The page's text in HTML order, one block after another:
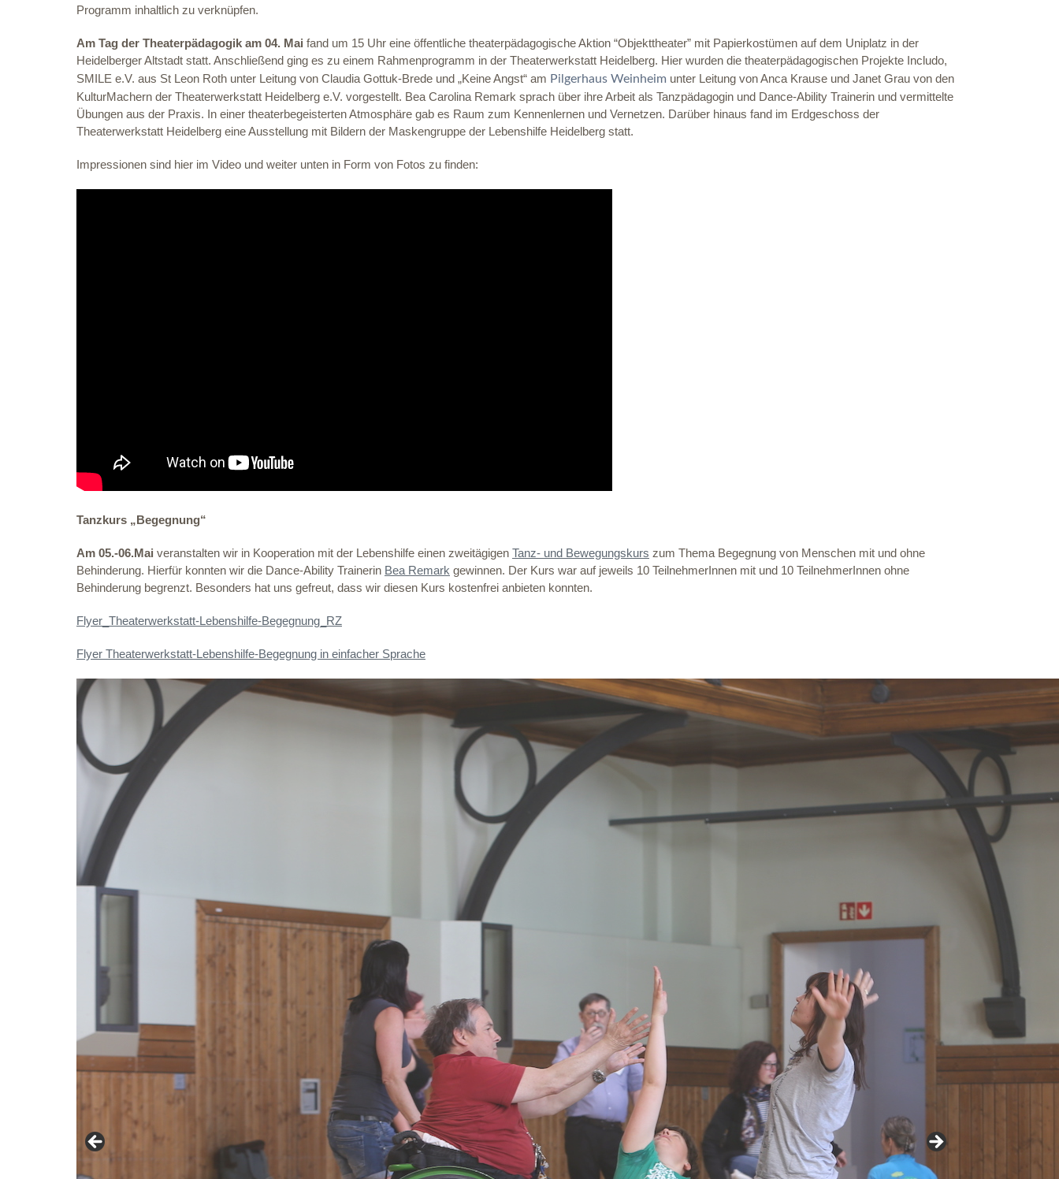
Programm inhaltlich zu verknüpfen.
Am Tag der Theaterpädagogik am 04. Mai fand um 15 Uhr eine öffentliche theaterpädagogische Aktion “Objekttheater” mit Papierkostümen auf dem Uniplatz in der
Heidelberger Altstadt statt. Anschließend ging es zu einem Rahmenprogramm in der Theaterwerkstatt Heidelberg. Hier wurden die theaterpädagogischen Projekte Includo,
SMILE e.V. aus St Leon Roth unter Leitung von Claudia Gottuk-Brede und „Keine Angst“ am Pilgerhaus Weinheim unter Leitung von Anca Krause und Janet Grau von den
KulturMachern der Theaterwerkstatt Heidelberg e.V. vorgestellt. Bea Carolina Remark sprach über ihre Arbeit als Tanzpädagogin und Dance-Ability Trainerin und vermittelte
Übungen aus der Praxis. In einer theaterbegeisterten Atmosphäre gab es Raum zum Kennenlernen und Vernetzen. Darüber hinaus fand im Erdgeschoss der
Theaterwerkstatt Heidelberg eine Ausstellung mit Bildern der Maskengruppe der Lebenshilfe Heidelberg statt.
Impressionen sind hier im Video und weiter unten in Form von Fotos zu finden:
Tanzkurs „Begegnung“
Am 05.-06.Mai veranstalten wir in Kooperation mit der Lebenshilfe einen zweitägigen Tanz- und Bewegungskurs zum Thema Begegnung von Menschen mit und ohne
Behinderung. Hierfür konnten wir die Dance-Ability Trainerin Bea Remark gewinnen. Der Kurs war auf jeweils 10 TeilnehmerInnen mit und 10 TeilnehmerInnen ohne
Behinderung begrenzt. Besonders hat uns gefreut, dass wir diesen Kurs kostenfrei anbieten konnten.
Flyer_Theaterwerkstatt-Lebenshilfe-Begegnung_RZ
Flyer Theaterwerkstatt-Lebenshilfe-Begegnung in einfacher Sprache